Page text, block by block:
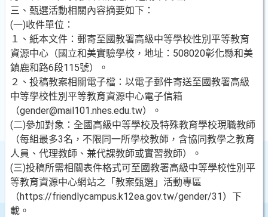
三、甄選活動相關內容摘要如下：
(一)收件單位：
１、紙本文件：郵寄至國教署高級中等學校性別平等教育
資源中心（國立和美實驗學校，地址：508020彰化縣和美
鎮鹿和路6段115號）。
２、投稿教案相關電子檔：以電子郵件寄送至國教署高級
中等學校性別平等教育資源中心電子信箱
（gender@mail101.nhes.edu.tw）。
(二)參加對象：全國高級中等學校及特殊教育學校現職教師
（每組最多3名，不限同一所學校教師，含協同教學之教育
人員、代理教師、兼代課教師或實習教師）。
(三)投稿所需相關表件格式可至國教署高級中等學校性別平
等教育資源中心網站之「教案甄選」活動專區
（https://friendlycampus.k12ea.gov.tw/gender/31）下
載。